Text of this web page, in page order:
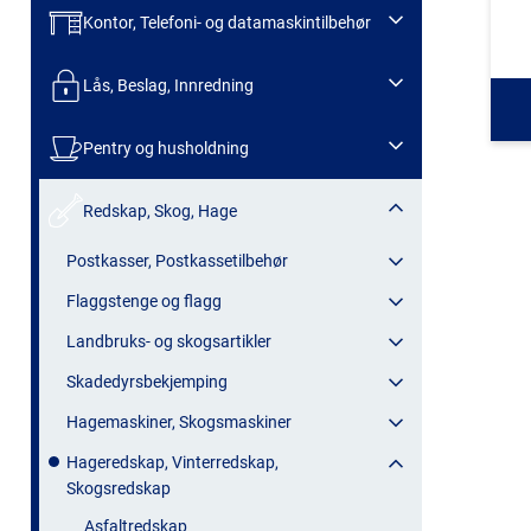
Kontor, Telefoni- og datamaskintilbehør
Lås, Beslag, Innredning
Pentry og husholdning
Redskap, Skog, Hage
Postkasser, Postkassetilbehør
Flaggstenge og flagg
Landbruks- og skogsartikler
Skadedyrsbekjemping
Hagemaskiner, Skogsmaskiner
Hageredskap, Vinterredskap,
Skogsredskap
Asfaltredskap